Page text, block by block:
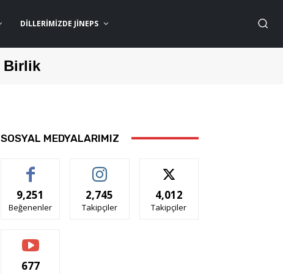
DILLERIMIZDE JİNEPS
Birlik
SOSYAL MEDYALARIMIZ
9,251
Beğenenler
2,745
Takipçiler
4,012
Takipçiler
677